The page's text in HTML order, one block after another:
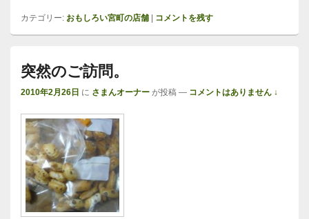
カテゴリー: おもしろい宮町の店舗 コメントを残す
突然のご訪問。
2010年2月26日 に さまんオーナー が投稿 — コメントはありません ↓